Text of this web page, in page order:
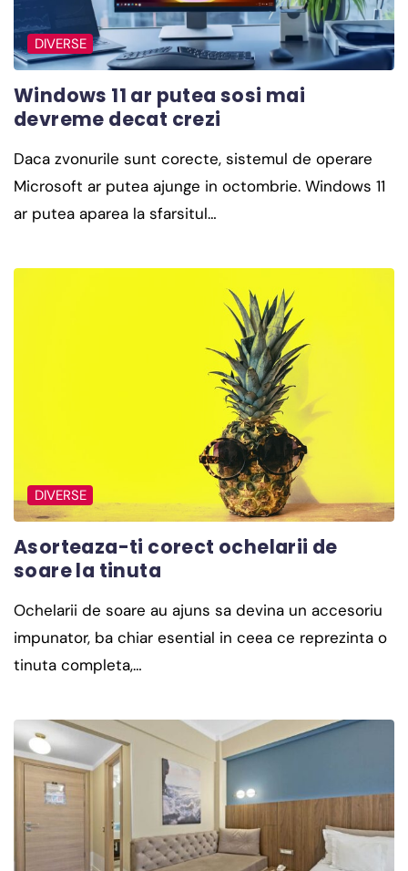
DIVERSE
Windows 11 ar putea sosi mai
devreme decat crezi
Daca zvonurile sunt corecte, sistemul de operare
Microsoft ar putea ajunge in octombrie. Windows 11
ar putea aparea la sfarsitul…
DIVERSE
Asorteaza-ti corect ochelarii de
soare la tinuta
Ochelarii de soare au ajuns sa devina un accesoriu
impunator, ba chiar esential in ceea ce reprezinta o
tinuta completa,…